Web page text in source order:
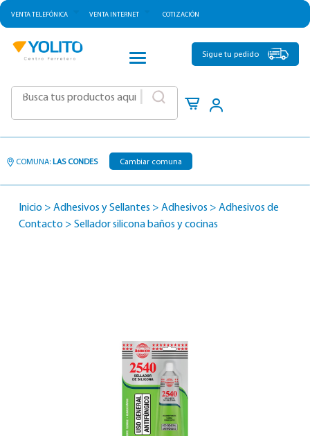
VENTA TELEFÓNICA VENTA INTERNET COTIZACIÓN
CATEGORÍAS
Sigue tu pedido
COMUNA: LAS CONDES Cambiar comuna
Inicio > Adhesivos y Sellantes > Adhesivos > Adhesivos de
Contacto > Sellador silicona baños y cocinas